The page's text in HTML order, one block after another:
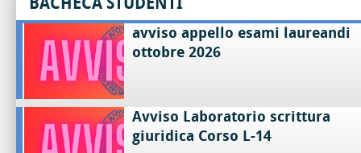
avviso appello esami laureandi
ottobre 2026
Avviso Laboratorio scrittura
giuridica Corso L-14